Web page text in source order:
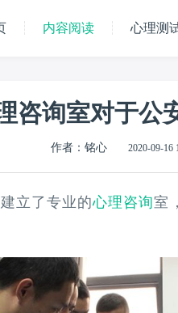
内容阅读 心理测
咨询室对于公
作者：铭心 2020-09-16
立了专业的心理咨询室